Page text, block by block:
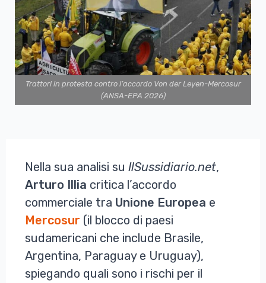
Trattori in protesta contro l’accordo Von der Leyen-Mercosur
(ANSA-EPA 2026)
Nella sua analisi su IlSussidiario.net,
Arturo Illia critica l’accordo
commerciale tra Unione Europea e
Mercosur (il blocco di paesi
sudamericani che include Brasile,
Argentina, Paraguay e Uruguay),
spiegando quali sono i rischi per il